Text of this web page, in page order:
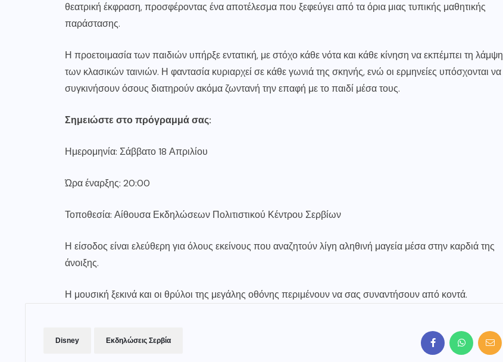
θεατρική έκφραση, προσφέροντας ένα αποτέλεσμα που ξεφεύγει από τα όρια μιας τυπικής μαθητικής
παράστασης.
Η προετοιμασία των παιδιών υπήρξε εντατική, με στόχο κάθε νότα και κάθε κίνηση να εκπέμπει τη λάμψη
των κλασικών ταινιών. Η φαντασία κυριαρχεί σε κάθε γωνιά της σκηνής, ενώ οι ερμηνείες υπόσχονται να
συγκινήσουν όσους διατηρούν ακόμα ζωντανή την επαφή με το παιδί μέσα τους.
Σημειώστε στο πρόγραμμά σας:
Ημερομηνία: Σάββατο 18 Απριλίου
Ώρα έναρξης: 20:00
Τοποθεσία: Αίθουσα Εκδηλώσεων Πολιτιστικού Κέντρου Σερβίων
Η είσοδος είναι ελεύθερη για όλους εκείνους που αναζητούν λίγη αληθινή μαγεία μέσα στην καρδιά της
άνοιξης.
Η μουσική ξεκινά και οι θρύλοι της μεγάλης οθόνης περιμένουν να σας συναντήσουν από κοντά.
Disney Εκδηλώσεις Σερβία